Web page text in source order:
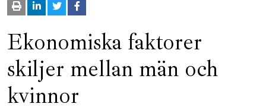
Ekonomiska faktorer
skiljer mellan män och
kvinnor